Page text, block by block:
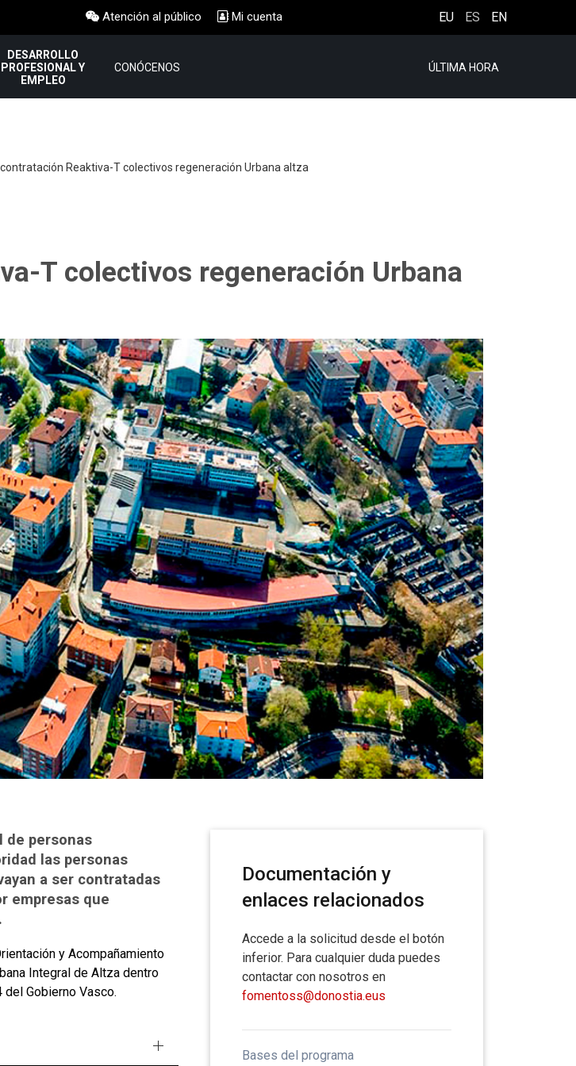
Atención al público Mi cuenta EU ES EN
DESARROLLO
PROFESIONAL Y
EMPLEO
CONÓCENOS ÚLTIMA HORA
Reaktiva-T colectivos regeneración Urbana altza
T colectivos regeneración Urbana
de personas
las personas
a ser contratadas
empresas que
y Acompañamiento
Integral de Altza dentro
Gobierno Vasco.
Documentación y
enlaces relacionados
Accede a la solicitud desde el botón
inferior. Para cualquier duda puedes
contactar con nosotros en
fomentoss@donostia.eus
Bases del programa